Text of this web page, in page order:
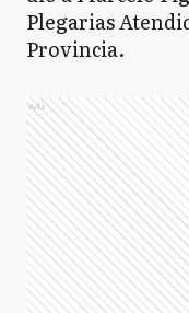
Plegarias
Provincia.
Ads